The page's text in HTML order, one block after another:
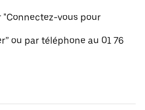
vous pour
ou par téléphone au 01 76